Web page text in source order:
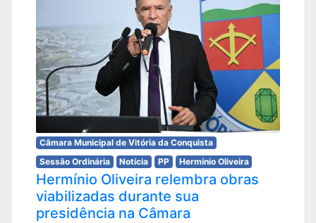
Câmara Municipal de Vitória da Conquista
Sessão Ordinária
Notícia PP Hermínio Oliveira
Hermínio Oliveira relembra obras
viabilizadas durante sua
presidência na Câmara